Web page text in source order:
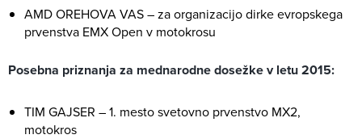
AMD OREHOVA VAS – za organizacijo dirke evropskega
prvenstva EMX Open v motokrosu
Posebna priznanja za mednarodne dosežke v letu 2015:
TIM GAJSER – 1. mesto svetovno prvenstvo MX2,
motokros